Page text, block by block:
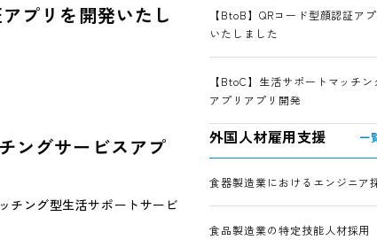
プリを開発いたし
ングサービスアプ
チング型生活サポートサービ
【BtoB】QRコード型顔認証ア
いたしました
【BtoC】生活サポートマッチン
アプリアプリ開発
外国人材雇用支援 一
食器製造業におけるエンジニア
食品製造業の特定技能人材採用